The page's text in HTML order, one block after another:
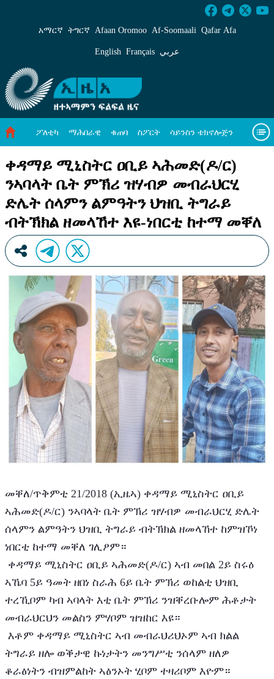
ቀዳማይ ሚኒስትር ዐቢይ ኣሕመድ(ዶ/ር) ንኣባላት ቤት
አማርኛ ትግርኛ Afaan Oromoo Af‑Soomaali Qafar Afa
English Français عربي
ፖለቲካ ማሕበራዊ ቁጠባ ስፖርት ሳይንስን ቴክኖሎጅን
ቪዲዮታት
ቀዳማይ ሚኒስትር ዐቢይ ኣሕመድ(ዶ/ር)
ንኣባላት ቤት ምኽሪ ዝሃብዎ መብራህርሂ
ድሌት ሰላምን ልምዓትን ህዝቢ ትግራይ
ብትኽክል ዘመላኸተ እዩ-ነበርቲ ከተማ መቐለ
መቐለ/ጥቅምቲ 21/2018 (ኢዜኣ) ቀዳማይ ሚኒስትር ዐቢይ
ኣሕመድ(ዶ/ር) ንኣባላት ቤት ምኽሪ ዝሃብዎ መብራህርሂ ድሌት
ሰላምን ልምዓትን ህዝቢ ትግራይ ብትኽክል ዘመላኸተ ከምዝኾነ
ነበርቲ ከተማ መቐለ ገሊፆም።
ኣኼባ 5ይ ዓመት ዘበነ ስራሕ 6ይ ቤት ምኽሪ ወከልቲ ህዝቢ
ተረኺቦም ካብ ኣባላት እቲ ቤት ምኽሪ ንዝቐረቡሎም ሕቶታት
መብራህርህን መልስን ምሃቦም ዝዝከር እዩ።
ትግራይ ዘሎ ወቕታዊ ኩነታትን መንግሥቲ ንሰላም ዘለዎ
ቆራፅነትን ብዝምልከት ኣፅንኦት ሂቦም ተዛሪቦም እዮም።